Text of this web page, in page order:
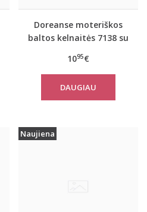
Doreanse moteriškos
baltos kelnaitės 7138 su
1095€
DAUGIAU
Naujiena